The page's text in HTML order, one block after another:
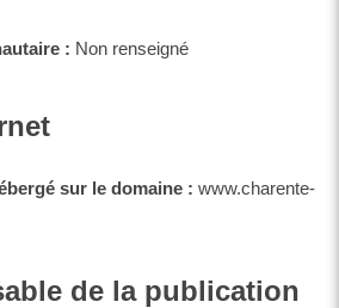
: Non renseigné
sur le domaine : www.charente-
de la publication